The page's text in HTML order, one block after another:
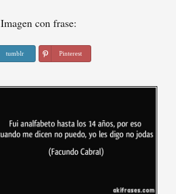
Imagen con frase:
tumblr Pinterest